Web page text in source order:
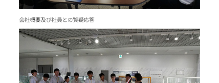
会社概要及び社員との質疑応答